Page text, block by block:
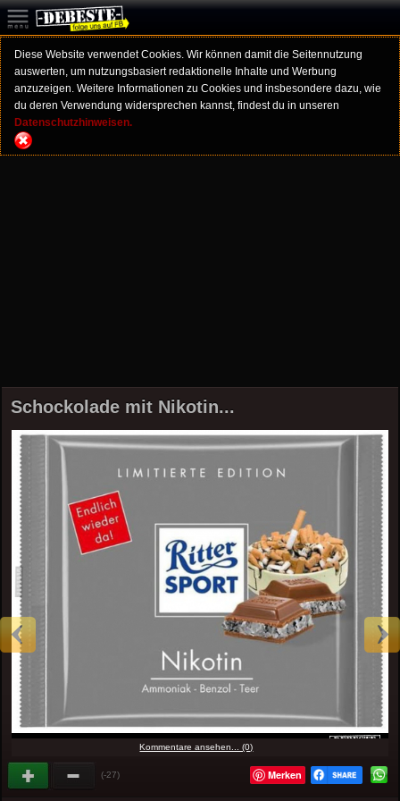
Diese Website verwendet Cookies. Wir können damit die Seitennutzung
auswerten, um nutzungsbasiert redaktionelle Inhalte und Werbung
anzuzeigen. Weitere Informationen zu Cookies und insbesondere dazu, wie
du deren Verwendung widersprechen kannst, findest du in unseren
Datenschutzhinweisen.
Schockolade mit Nikotin...
Kommentare ansehen... (0)
(-27) Merken